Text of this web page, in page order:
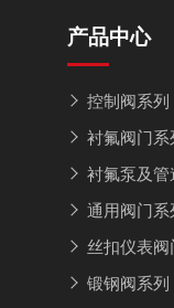
产品中心
控制阀系列
衬氟阀门系
衬氟泵及管
通用阀门系
丝扣仪表阀
锻钢阀系列